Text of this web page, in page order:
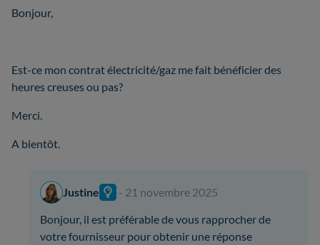
Bonjour,
Est-ce mon contrat électricité/gaz me fait bénéficier des
heures creuses ou pas?
Merci.
A bientôt.
Justine
- 21 novembre 2025
Bonjour, il est préférable de vous rapprocher de
votre fournisseur pour obtenir une réponse